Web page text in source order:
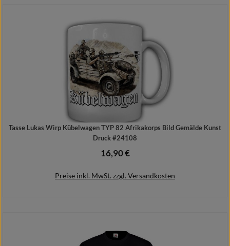
In den Warenkorb
Tasse Lukas Wirp Kübelwagen TYP 82 Afrikakorps Bild Gemälde Kunst
Druck #24108
Regulärer Preis:
16,90 €
Preise inkl. MwSt. zzgl. Versandkosten